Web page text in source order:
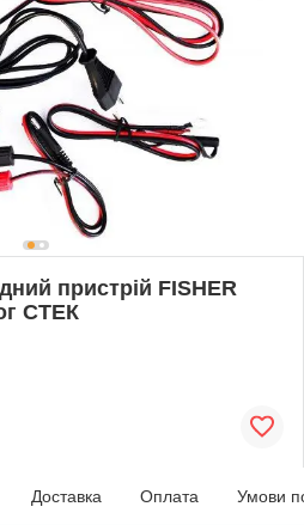
пристрій FISHER
СТЕК
Доставка Оплата Умови